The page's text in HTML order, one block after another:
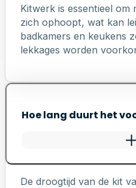
Kitwerk is essentieel
zich ophoopt, wat kan
badkamers en keukens
lekkages worden
Hoe lang duurt het
De droogtijd van de kit